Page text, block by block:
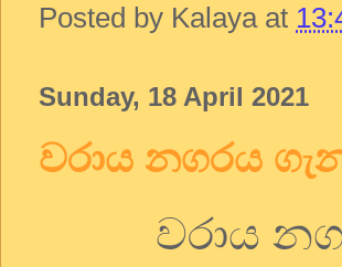
Posted by Kalaya at
Sunday, 18 April 2021
වරාය නගරය
වරාය